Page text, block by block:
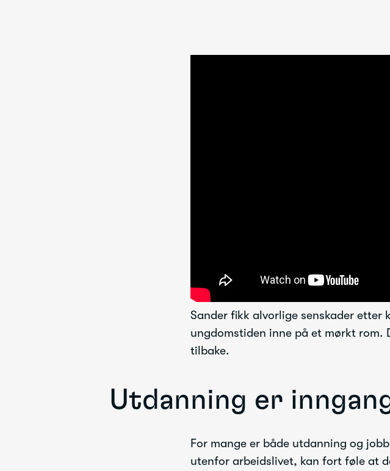
Sander fikk alvorlige senskader
ungdomstiden inne på et mørkt rom.
tilbake.
Utdanning er
For mange er både utdanning og
utenfor arbeidslivet, kan fort føle at